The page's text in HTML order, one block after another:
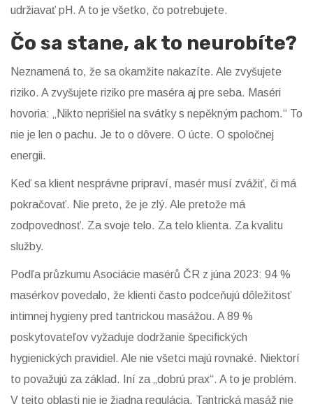
udržiavať pH. A to je všetko, čo potrebujete.
Čo sa stane, ak to neurobíte?
Neznamená to, že sa okamžite nakazíte. Ale zvyšujete
riziko. A zvyšujete riziko pre maséra aj pre seba. Maséri
hovoria: „Nikto neprišiel na svátky s nepěkným pachom.“ To
nie je len o pachu. Je to o dôvere. O úcte. O spoločnej
energii.
Keď sa klient nesprávne pripraví, masér musí zvážiť, či má
pokračovať. Nie preto, že je zlý. Ale pretože má
zodpovednosť. Za svoje telo. Za telo klienta. Za kvalitu
služby.
Podľa průzkumu Asociácie masérů ČR z júna 2023: 94 %
masérkov povedalo, že klienti často podceňujú dôležitosť
intimnej hygieny pred tantrickou masážou. A 89 %
poskytovateľov vyžaduje dodržanie špecifických
hygienických pravidiel. Ale nie všetci majú rovnaké. Niektorí
to považujú za základ. Iní za „dobrú prax“. A to je problém.
V tejto oblasti nie je žiadna regulácia. Tantrická masáž nie